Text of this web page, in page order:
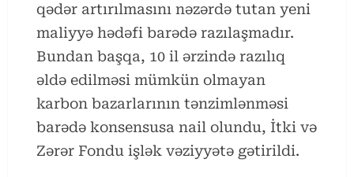
qədər artırılmasını nəzərdə tutan yeni
maliyyə hədəfi barədə razılaşmadır.
Bundan başqa, 10 il ərzində razılıq
əldə edilməsi mümkün olmayan
karbon bazarlarının tənzimlənməsi
barədə konsensusa nail olundu, İtki və
Zərər Fondu işlək vəziyyətə gətirildi.